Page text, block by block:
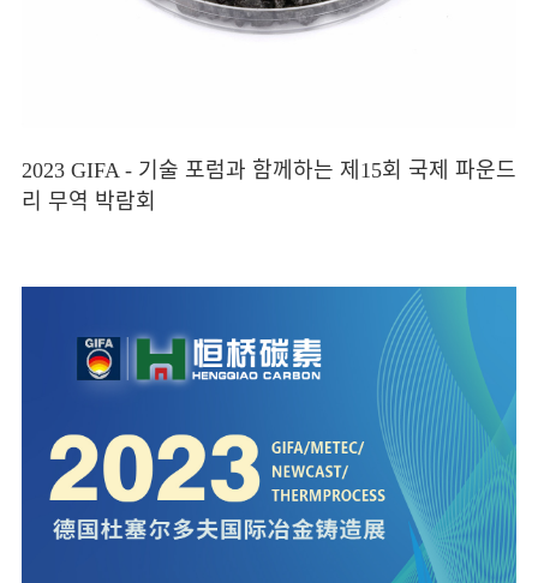
2023 GIFA - 기술 포럼과 함께하는 제15회 국제 파운드
리 무역 박람회